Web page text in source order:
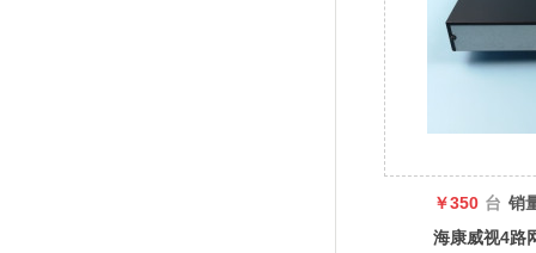
￥350 台 销
海康威视4路